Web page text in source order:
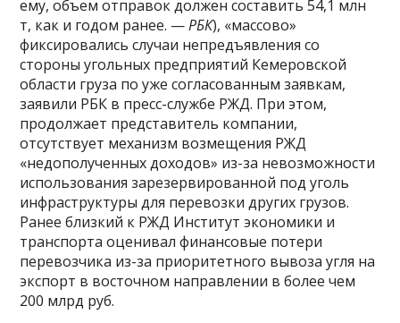
ему, объем отправок должен составить 54,1 млн
т, как и годом ранее. —РБК), «массово»
фиксировались случаи непредъявления со
стороны угольных предприятий Кемеровской
области груза по уже согласованным заявкам,
заявили РБК в пресс-службе РЖД. При этом,
продолжает представитель компании,
отсутствует механизм возмещения РЖД
«недополученных доходов» из-за невозможности
использования зарезервированной под уголь
инфраструктуры для перевозки других грузов.
Ранее близкий к РЖД Институт экономики и
транспорта оценивал финансовые потери
перевозчика из-за приоритетного вывоза угля на
экспорт в восточном направлении в более чем
200 млрд руб.